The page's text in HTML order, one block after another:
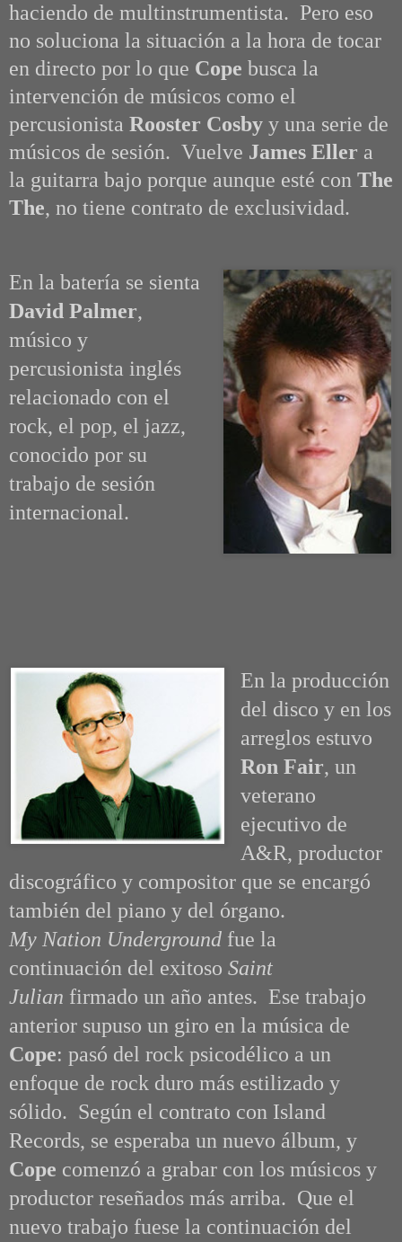
haciendo de multinstrumentista. Pero eso
no soluciona la situación a la hora de tocar
en directo por lo que Cope busca la
intervención de músicos como el
percusionista Rooster Cosby y una serie de
músicos de sesión. Vuelve James Eller a
la guitarra bajo porque aunque esté con The
The, no tiene contrato de exclusividad.
En la batería se sienta
David Palmer,
músico y
percusionista inglés
relacionado con el
rock, el pop, el jazz,
conocido por su
trabajo de sesión
internacional.
En la producción
del disco y en los
arreglos estuvo
Ron Fair, un
veterano
ejecutivo de
A&R, productor
discográfico y compositor que se encargó
también del piano y del órgano.
My Nation Underground fue la
continuación del exitoso Saint
Julian firmado un año antes. Ese trabajo
anterior supuso un giro en la música de
Cope: pasó del rock psicodélico a un
enfoque de rock duro más estilizado y
sólido. Según el contrato con Island
Records, se esperaba un nuevo álbum, y
Cope comenzó a grabar con los músicos y
productor reseñados más arriba. Que el
nuevo trabajo fuese la continuación del